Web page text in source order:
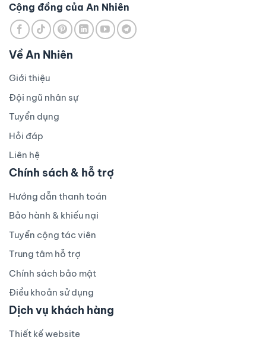
Cộng đồng của An Nhiên
Về An Nhiên
Giới thiệu
Đội ngũ nhân sự
Tuyển dụng
Hỏi đáp
Liên hệ
Chính sách & hỗ trợ
Hướng dẫn thanh toán
Bảo hành & khiếu nại
Tuyển cộng tác viên
Trung tâm hỗ trợ
Chính sách bảo mật
Điều khoản sử dụng
Dịch vụ khách hàng
Thiết kế website